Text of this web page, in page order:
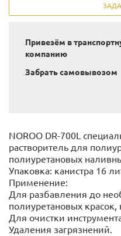
Привезём в
компанию
Забрать самовывозом
NOROO DR-700L
растворитель для
полиуретановых
Упаковка: канистра 16
Применение:
Для разбавления до
полиуретановых
Для очистки
Удаления загрязнений.